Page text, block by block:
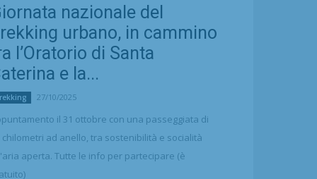
nazionale del
urbano, in cammino
l’Oratorio di Santa
e la...
27/10/2025
il 31 ottobre con una passeggiata di
chilometri ad anello, tra sostenibilità e socialità
aperta. Tutte le info per partecipare (è